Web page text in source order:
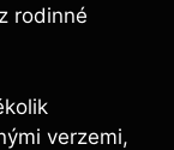
rodinné
verzemi,